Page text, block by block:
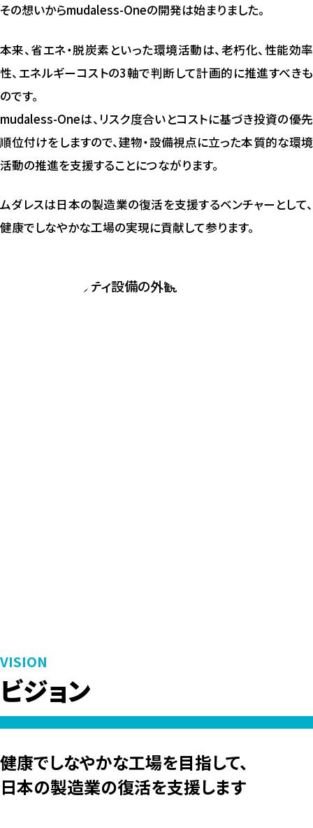
その想いからmudaless-Oneの開発は始まりました。
本来、省エネ・脱炭素といった環境活動は、老朽化、性能効率
性、エネルギーコストの3軸で判断して計画的に推進すべきも
のです。
mudaless-Oneは、リスク度合いとコストに基づき投資の優先
順位付けをしますので、建物・設備視点に立った本質的な環境
活動の推進を支援することにつながります。
ムダレスは日本の製造業の復活を支援するベンチャーとして、
健康でしなやかな工場の実現に貢献して参ります。
VISION
ビジョン
健康でしなやかな工場を目指して、
日本の製造業の復活を支援します